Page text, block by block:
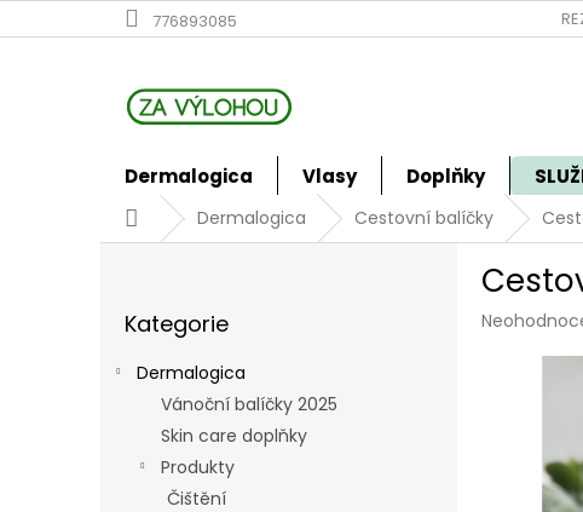
na
776893085
Dermalogica Vlasy Doplňky
DomůDermalogica Cestovní balíčky
kategorie
Kategorie
Dermalogica
Vánoční balíčky 2025
Skin care doplňky
Produkty
Čištění
Průměrné
hvězdiček.